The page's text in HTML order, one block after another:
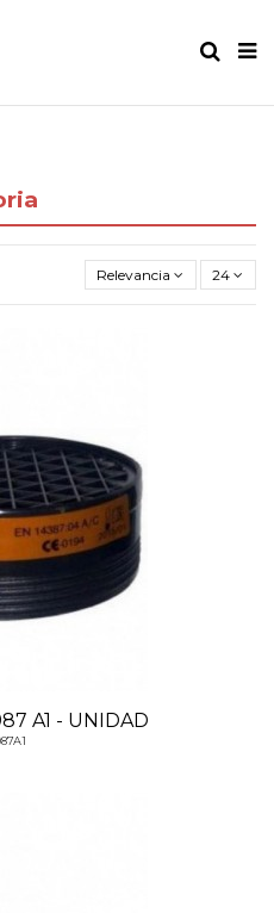
Relevancia 24
A1 - UNIDAD